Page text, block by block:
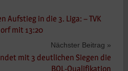
Aufstieg in die 3. Liga: – TVK
mit 13:20
Nächster Beitrag
mit 3 deutlichen Siegen die
BOL-Qualifikation